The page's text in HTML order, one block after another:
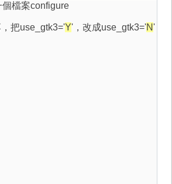
檔案configure
把use_gtk3='Y'，改成use_gtk3='N'